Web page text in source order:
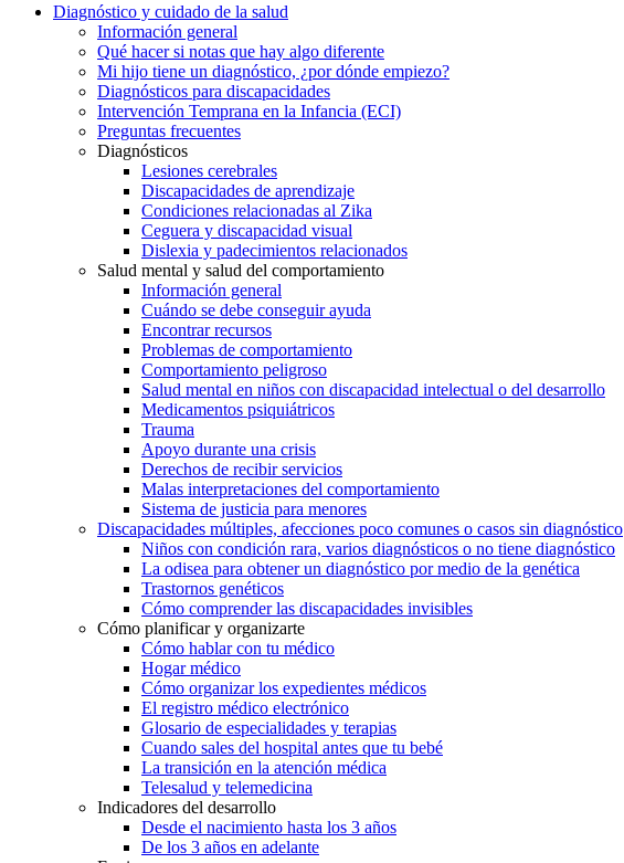
Diagnóstico y cuidado de la salud
Información general
Qué hacer si notas que hay algo diferente
Mi hijo tiene un diagnóstico, ¿por dónde empiezo?
Diagnósticos para discapacidades
Intervención Temprana en la Infancia (ECI)
Preguntas frecuentes
Diagnósticos
Lesiones cerebrales
Discapacidades de aprendizaje
Condiciones relacionadas al Zika
Ceguera y discapacidad visual
Dislexia y padecimientos relacionados
Salud mental y salud del comportamiento
Información general
Cuándo se debe conseguir ayuda
Encontrar recursos
Problemas de comportamiento
Comportamiento peligroso
Salud mental en niños con discapacidad intelectual o del desarrollo
Medicamentos psiquiátricos
Trauma
Apoyo durante una crisis
Derechos de recibir servicios
Malas interpretaciones del comportamiento
Sistema de justicia para menores
Discapacidades múltiples, afecciones poco comunes o casos sin diagnóstico
Niños con condición rara, varios diagnósticos o no tiene diagnóstico
La odisea para obtener un diagnóstico por medio de la genética
Trastornos genéticos
Cómo comprender las discapacidades invisibles
Cómo planificar y organizarte
Cómo hablar con tu médico
Hogar médico
Cómo organizar los expedientes médicos
El registro médico electrónico
Glosario de especialidades y terapias
Cuando sales del hospital antes que tu bebé
La transición en la atención médica
Telesalud y telemedicina
Indicadores del desarrollo
Desde el nacimiento hasta los 3 años
De los 3 años en adelante